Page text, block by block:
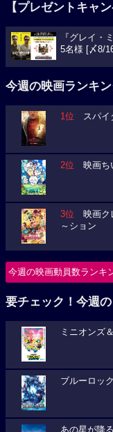
【プレゼントキャ
『グレイ・
5名様 [〆8/
今週の映画ランキ
1位 スパイ
2位 映画ち
3位 映画ク
～ション
今週の映画動員数ランキ
要チェック！今週
ミニオンズ
ブルーロック